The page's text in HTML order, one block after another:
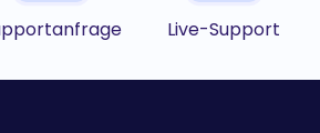
Live-Support